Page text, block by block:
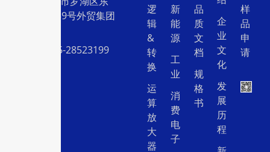
门中兴路239号外贸集团
电话：0755-28523199
逻
辑
&
转
换
运
算
放
大
器
新
能
源
工
业
消
费
电
子
品
质
文
档
规
格
书
企
业
文
化
发
展
历
程
样
品
申
请